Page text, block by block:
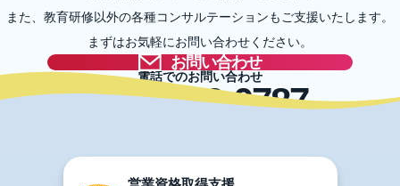
また、教育研修以外の各種コンサルテーションもご支援いたします。
まずはお気軽にお問い合わせください。
お問い合わせ
電話でのお問い合わせ
03-5996-0787